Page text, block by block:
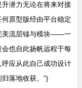
潜力无论在将来对接
原型版经由平台稳定
美流层锚与模块——一
也自此扬帆远程于每
应从此自己成功设计
落地收获。”}